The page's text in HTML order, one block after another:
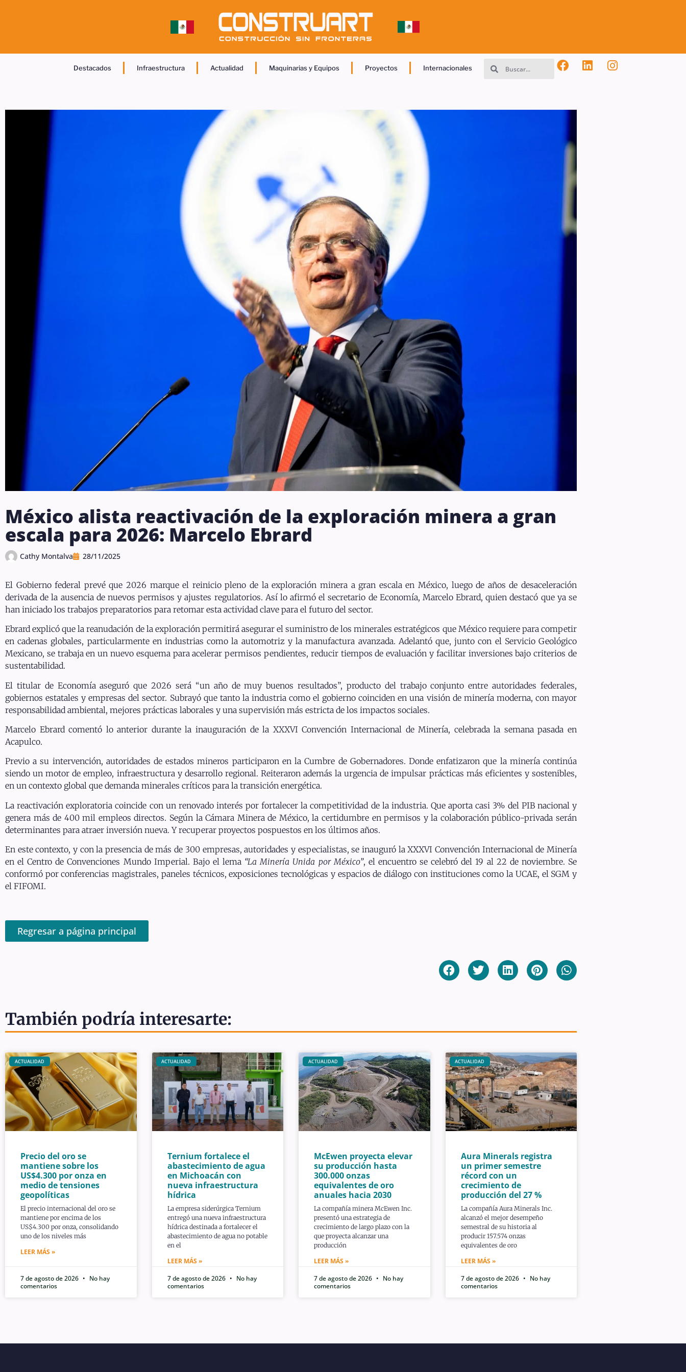
Destacados Infraestructura Actualidad Maquinarias y Equipos Proyectos Internacionales
México alista reactivación de la exploración minera a gran
escala para 2026: Marcelo Ebrard
Cathy Montalva 28/11/2025
El Gobierno federal prevé que 2026 marque el reinicio pleno de la exploración minera a gran escala en México, luego de años de desaceleración
derivada de la ausencia de nuevos permisos y ajustes regulatorios. Así lo afirmó el secretario de Economía, Marcelo Ebrard, quien destacó que ya se
han iniciado los trabajos preparatorios para retomar esta actividad clave para el futuro del sector.
Ebrard explicó que la reanudación de la exploración permitirá asegurar el suministro de los minerales estratégicos que México requiere para competir
en cadenas globales, particularmente en industrias como la automotriz y la manufactura avanzada. Adelantó que, junto con el Servicio Geológico
Mexicano, se trabaja en un nuevo esquema para acelerar permisos pendientes, reducir tiempos de evaluación y facilitar inversiones bajo criterios de
sustentabilidad.
El titular de Economía aseguró que 2026 será “un año de muy buenos resultados”, producto del trabajo conjunto entre autoridades federales,
gobiernos estatales y empresas del sector. Subrayó que tanto la industria como el gobierno coinciden en una visión de minería moderna, con mayor
responsabilidad ambiental, mejores prácticas laborales y una supervisión más estricta de los impactos sociales.
Marcelo Ebrard comentó lo anterior durante la inauguración de la XXXVI Convención Internacional de Minería, celebrada la semana pasada en
Acapulco.
Previo a su intervención, autoridades de estados mineros participaron en la Cumbre de Gobernadores. Donde enfatizaron que la minería continúa
siendo un motor de empleo, infraestructura y desarrollo regional. Reiteraron además la urgencia de impulsar prácticas más eficientes y sostenibles,
en un contexto global que demanda minerales críticos para la transición energética.
La reactivación exploratoria coincide con un renovado interés por fortalecer la competitividad de la industria. Que aporta casi 3% del PIB nacional y
genera más de 400 mil empleos directos. Según la Cámara Minera de México, la certidumbre en permisos y la colaboración público-privada serán
determinantes para atraer inversión nueva. Y recuperar proyectos pospuestos en los últimos años.
En este contexto, y con la presencia de más de 300 empresas, autoridades y especialistas, se inauguró la XXXVI Convención Internacional de Minería
en el Centro de Convenciones Mundo Imperial. Bajo el lema “La Minería Unida por México”, el encuentro se celebró del 19 al 22 de noviembre. Se
conformó por conferencias magistrales, paneles técnicos, exposiciones tecnológicas y espacios de diálogo con instituciones como la UCAE, el SGM y
el FIFOMI.
Regresar a página principal
También podría interesarte:
ACTUALIDAD
Precio del oro se
mantiene sobre los
US$4.300 por onza en
medio de tensiones
geopolíticas
El precio internacional del oro se
mantiene por encima de los
US$4.300 por onza, consolidando
uno de los niveles más
LEER MÁS »
7 de agosto de 2026
No hay
comentarios
ACTUALIDAD
Ternium fortalece el
abastecimiento de agua
en Michoacán con
nueva infraestructura
hídrica
La empresa siderúrgica Ternium
entregó una nueva infraestructura
hídrica destinada a fortalecer el
abastecimiento de agua no potable
en el
LEER MÁS »
7 de agosto de 2026
No hay
comentarios
ACTUALIDAD
McEwen proyecta elevar
su producción hasta
300.000 onzas
equivalentes de oro
anuales hacia 2030
La compañía minera McEwen Inc.
presentó una estrategia de
crecimiento de largo plazo con la
que proyecta alcanzar una
producción
LEER MÁS »
7 de agosto de 2026
No hay
comentarios
ACTUALIDAD
Aura Minerals registra
un primer semestre
récord con un
crecimiento de
producción del 27 %
La compañía Aura Minerals Inc.
alcanzó el mejor desempeño
semestral de su historia al
producir 157.574 onzas
equivalentes de oro
LEER MÁS »
7 de agosto de 2026
No hay
comentarios